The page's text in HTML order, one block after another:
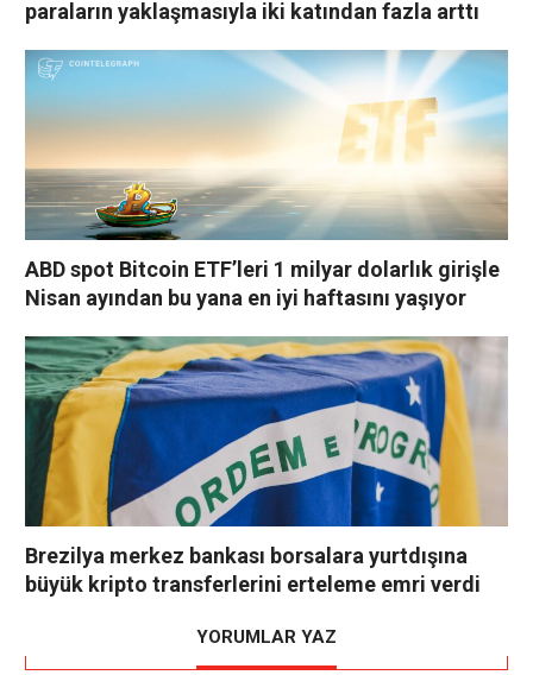
paraların yaklaşmasıyla iki katından fazla arttı
ABD spot Bitcoin ETF’leri 1 milyar dolarlık girişle
Nisan ayından bu yana en iyi haftasını yaşıyor
Brezilya merkez bankası borsalara yurtdışına
büyük kripto transferlerini erteleme emri verdi
YORUMLAR YAZ